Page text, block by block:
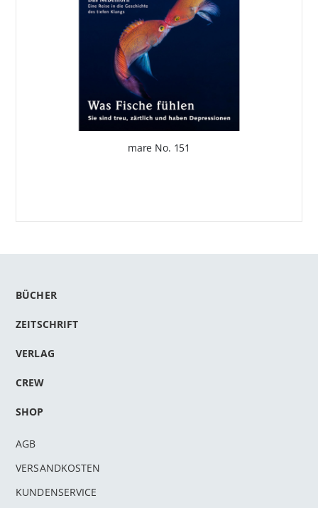
mare No. 151
BÜCHER
ZEITSCHRIFT
VERLAG
CREW
SHOP
AGB
VERSANDKOSTEN
KUNDENSERVICE